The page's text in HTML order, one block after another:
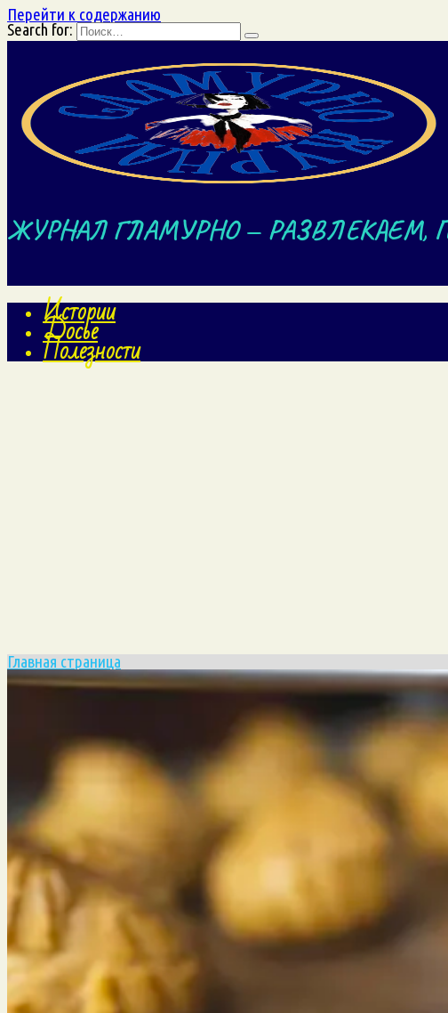
Перейти к содержанию
Search for:
ЖУРНАЛ ГЛАМУРНО —
Истории
Досье
Полезности
Главная страница